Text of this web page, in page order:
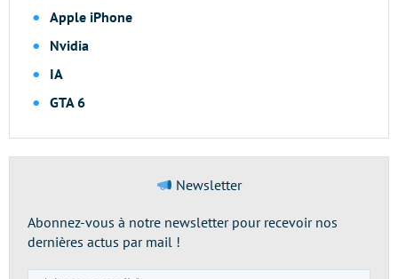
Apple iPhone
Nvidia
IA
GTA 6
Newsletter
Abonnez-vous à notre newsletter pour recevoir nos
dernières actus par mail !